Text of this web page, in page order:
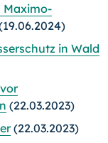
Maximo-
in Wald
(22.03.2023)
(22.03.2023)